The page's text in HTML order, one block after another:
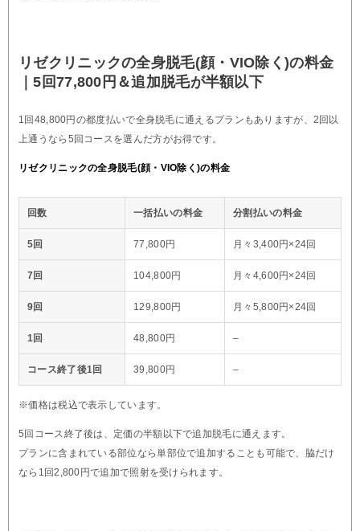
リゼクリニックの全身脱毛(顔・VIO除く)の料金
｜5回77,800円＆追加脱毛が半額以下
1回48,800円の都度払いで全身脱毛に通えるプランもありますが、2回以
上通うなら5回コースを選んだ方がお得です。
リゼクリニックの全身脱毛(顔・VIO除く)の料金
回数 一括払いの料金 分割払いの料金
5回 77,800円 月々3,400円×24回
7回 104,800円 月々4,600円×24回
9回 129,800円 月々5,800円×24回
1回 48,800円 –
コース終了後1回 39,800円 –
※価格は税込で表示しています。
5回コース終了後は、定価の半額以下で追加脱毛に通えます。
プランに含まれている部位なら単部位で追加することも可能で、脇だけ
なら1回2,800円で追加で照射を受けられます。